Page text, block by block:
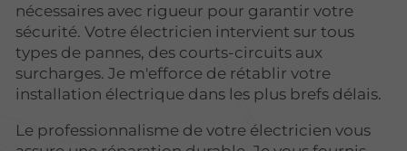
nécessaires avec rigueur pour garantir votre
sécurité. Votre électricien intervient sur tous
types de pannes, des courts-circuits aux
surcharges. Je m'efforce de rétablir votre
installation électrique dans les plus brefs délais.
Le professionnalisme de votre électricien vous